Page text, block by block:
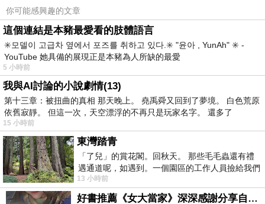
你可能感興趣的文章
這個連結是本豬最愛看的肢體語言
✳️모델이 고급차 옆에서 포즈를 취하고 있다.✳️ "윤아 , YunAh" ✳️ -
YouTube 她具備的展現正是本豬為人所缺的最愛
5 小時前
我與AI討論的小說劇情(13)
第十三章：被扭曲的真相 那天晚上。 堯禹舜又回到了夢境。 白色荒原
依舊寂靜。 但這一次，天空漂浮的不再只是玩家名字。 還多了
15 小時前
東灣踏青
「了兒」的賞花閣。回秋天。 那些毛毛蟲還有禮
遇通道呢，如遇到。一個園區的工作人員撿給我們
細賞。
13 小時前
好書推薦《女大當家》深深感謝分享自己想法震撼讀者的作家，讓我看到不同樣貌的家庭！